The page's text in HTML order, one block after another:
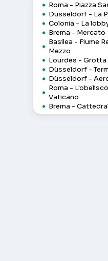
Roma - Piazza
Düsseldorf - La
Colonia - La
Brema - Mercato
Basilea - Fiume
Mezzo
Lourdes - Grotta
Düsseldorf -
Düsseldorf -
Roma -
Vaticano
Brema -